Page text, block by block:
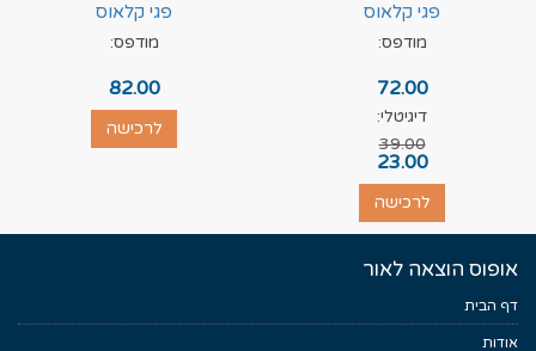
פגי קלאוס
מודפס:
72.00
דיגיטלי:
39.00
23.00
לרכישה
פגי קלאוס
מודפס:
82.00
לרכישה
אופוס הוצאה לאור
דף הבית
אודות